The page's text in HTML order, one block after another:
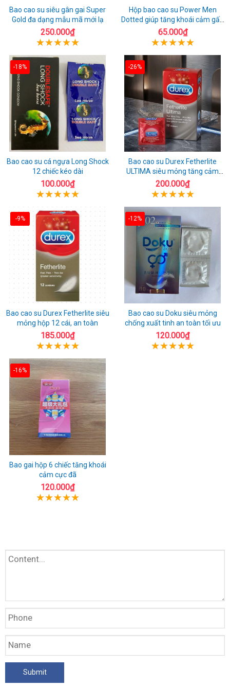
Bao cao su siêu gân gai Super
Gold đa dạng mẫu mã mới lạ
250.000₫
Hộp bao cao su Power Men
Dotted giúp tăng khoái cảm gấp
đôi
65.000₫
-18%
Bao cao su cá ngựa Long Shock
12 chiếc kéo dài
100.000₫
-26%
Bao cao su Durex Fetherlite
ULTIMA siêu mỏng tăng cảm
giác
200.000₫
-9%
Bao cao su Durex Fetherlite siêu
mỏng hộp 12 cái, an toàn
185.000₫
-12%
Bao cao su Doku siêu mỏng
chống xuất tinh an toàn tối ưu
120.000₫
-16%
Bao gai hộp 6 chiếc tăng khoái
cảm cực đã
120.000₫